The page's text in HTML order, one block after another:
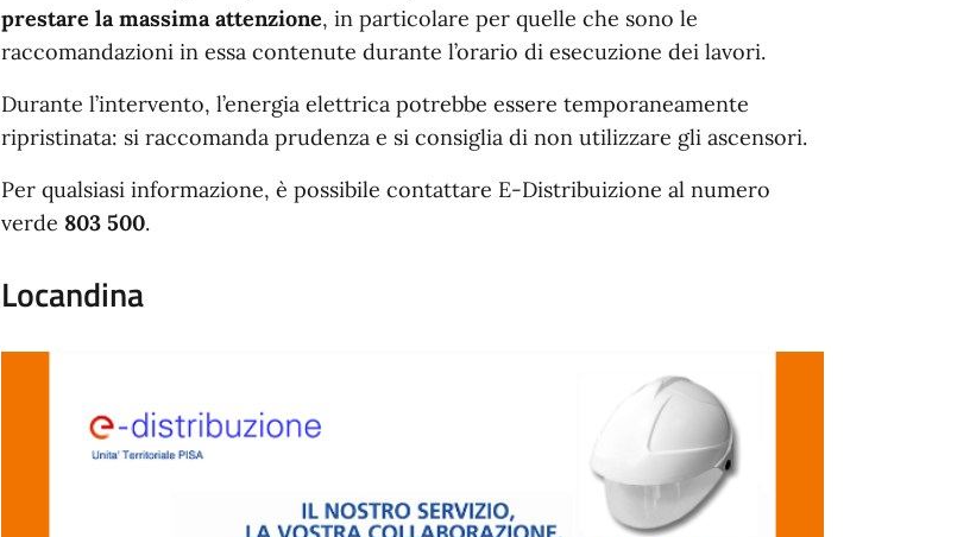
prestare la massima attenzione, in particolare per quelle che sono le
raccomandazioni in essa contenute durante l’orario di esecuzione dei lavori.
Durante l’intervento, l’energia elettrica potrebbe essere temporaneamente
ripristinata: si raccomanda prudenza e si consiglia di non utilizzare gli ascensori.
Per qualsiasi informazione, è possibile contattare E-Distribuizione al numero
verde 803 500.
Locandina